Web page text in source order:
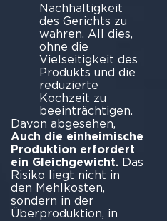
Nachhaltigkeit
des Gerichts zu
wahren. All dies,
ohne die
Vielseitigkeit des
Produkts und die
reduzierte
Kochzeit zu
beeinträchtigen.
Davon abgesehen,
Auch die einheimische
Produktion erfordert
ein Gleichgewicht.Das
Risiko liegt nicht in
den Mehlkosten,
sondern in der
Überproduktion, in